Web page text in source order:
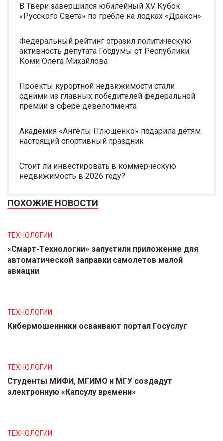
В Твери завершился юбилейный XV Кубок
«Русского Света» по гребле на лодках «Дракон»
Федеральный рейтинг отразил политическую
активность депутата Госдумы от Республики
Коми Олега Михайлова
Проекты курортной недвижимости стали
одними из главных победителей федеральной
премии в сфере девелопмента
Академия «Ангелы Плющенко» подарила детям
настоящий спортивный праздник
Стоит ли инвестировать в коммерческую
недвижимость в 2026 году?
ПОХОЖИЕ НОВОСТИ
ТЕХНОЛОГИИ
«Смарт-Технологии» запустили приложение для
автоматической заправки самолетов малой
авиации
ТЕХНОЛОГИИ
Кибермошенники осваивают портал Госуслуг
ТЕХНОЛОГИИ
Студенты МИФИ, МГИМО и МГУ создадут
электронную «Капсулу времени»
ТЕХНОЛОГИИ